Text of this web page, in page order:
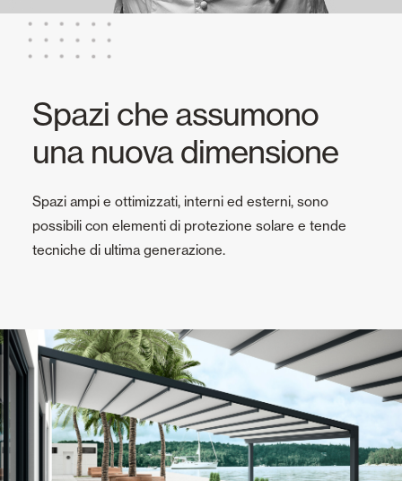
Spazi che assumono
una nuova dimensione
Spazi ampi e ottimizzati, interni ed esterni, sono
possibili con elementi di protezione solare e tende
tecniche di ultima generazione.